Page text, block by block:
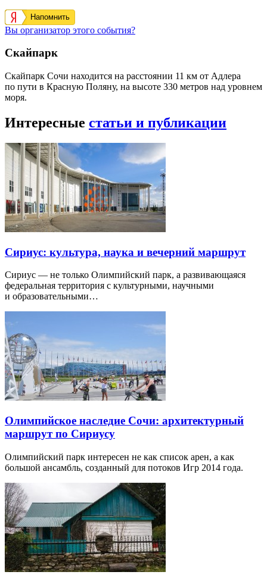
Напомнить
Вы организатор этого события?
Скайпарк
Скайпарк Сочи находится на расстоянии 11 км от Адлера
по пути в Красную Поляну, на высоте 330 метров над уровнем
моря.
Интересные статьи и публикации
Сириус: культура, наука и вечерний маршрут
Сириус — не только Олимпийский парк, а развивающаяся
федеральная территория с культурными, научными
и образовательными…
Олимпийское наследие Сочи: архитектурный
маршрут по Сириусу
Олимпийский парк интересен не как список арен, а как
большой ансамбль, созданный для потоков Игр 2014 года.